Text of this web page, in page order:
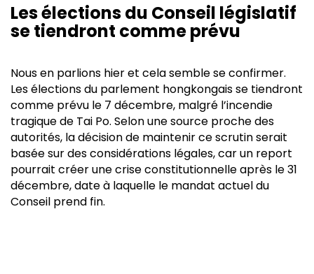
Les élections du Conseil législatif
se tiendront comme prévu
Nous en parlions hier et cela semble se confirmer.
Les élections du parlement hongkongais se tiendront
comme prévu le 7 décembre, malgré l’incendie
tragique de Tai Po. Selon une source proche des
autorités, la décision de maintenir ce scrutin serait
basée sur des considérations légales, car un report
pourrait créer une crise constitutionnelle après le 31
décembre, date à laquelle le mandat actuel du
Conseil prend fin.